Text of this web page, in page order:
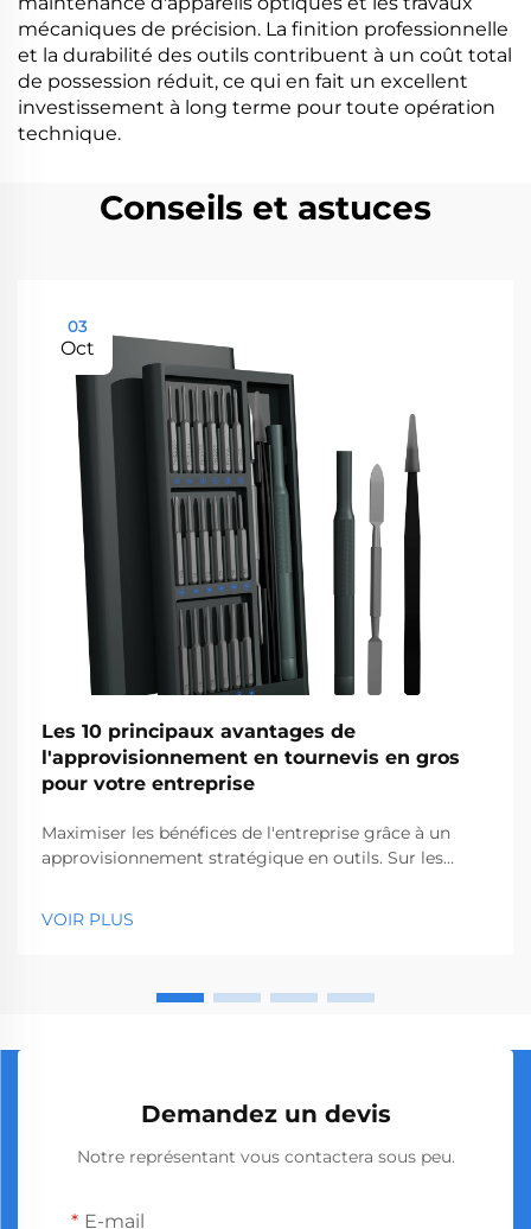
mécaniques de précision. La finition professionnelle
et la durabilité des outils contribuent à un coût total
de possession réduit, ce qui en fait un excellent
investissement à long terme pour toute opération
technique.
Conseils et astuces
03
Oct
Les 10 principaux avantages de
l'approvisionnement en tournevis en gros
pour votre entreprise
Maximiser les bénéfices de l'entreprise grâce à un
approvisionnement stratégique en outils. Sur les
intelligentes en matière d'approvisionnement peut
VOIR PLUS
Demandez un devis
Notre représentant vous contactera sous peu.
E-mail